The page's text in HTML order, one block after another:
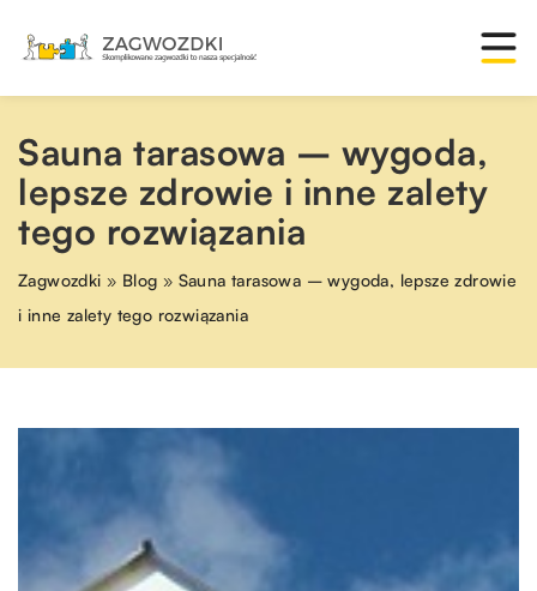
Sauna tarasowa – wygoda,
lepsze zdrowie i inne zalety
tego rozwiązania
Zagwozdki » Blog » Sauna tarasowa – wygoda, lepsze zdrowie
i inne zalety tego rozwiązania